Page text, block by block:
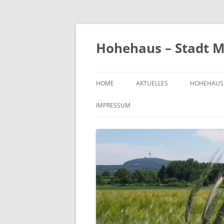
Zum
springen
Hohehaus – Stadt
HOME AKTUELLES HOHEHAUS
BILDER
KIRCHE
FRIEDHOF
IMPRESSUM